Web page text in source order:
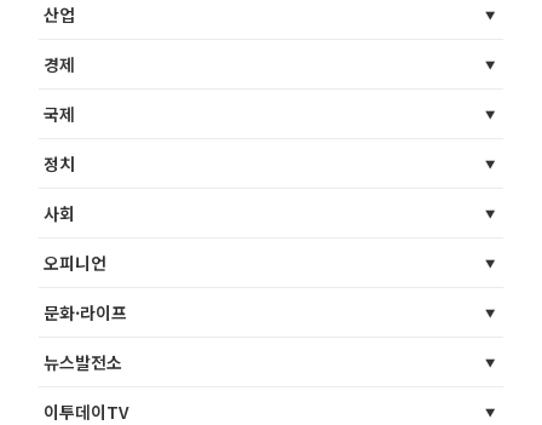
산업
경제
국제
정치
사회
오피니언
문화·라이프
뉴스발전소
이투데이TV